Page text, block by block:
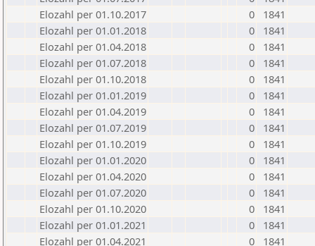
Elozahl per 01.10.2017
0
1841
Elozahl per 01.01.2018
0
1841
Elozahl per 01.04.2018
0
1841
Elozahl per 01.07.2018
0
1841
Elozahl per 01.10.2018
0
1841
Elozahl per 01.01.2019
0
1841
Elozahl per 01.04.2019
0
1841
Elozahl per 01.07.2019
0
1841
Elozahl per 01.10.2019
0
1841
Elozahl per 01.01.2020
0
1841
Elozahl per 01.04.2020
0
1841
Elozahl per 01.07.2020
0
1841
Elozahl per 01.10.2020
0
1841
Elozahl per 01.01.2021
0
1841
Elozahl per 01.04.2021
0
1841